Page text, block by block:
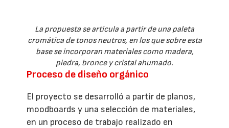
La propuesta se articula a partir de una paleta
cromática de tonos neutros, en los que sobre esta
base se incorporan materiales como madera,
piedra, bronce y cristal ahumado.
Proceso de diseño orgánico
El proyecto se desarrolló a partir de planos,
moodboards y una selección de materiales,
en un proceso de trabajo realizado en